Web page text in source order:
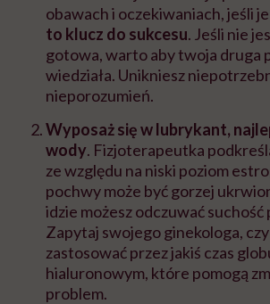
obawach i oczekiwaniach, jeśli je
to klucz do sukcesu. Jeśli nie
gotowa, warto aby twoja druga
wiedziała. Unikniesz
nieporozumień.
Wyposaż się w lubrykant,
wody. Fizjoterapeutka
ze względu na niski poziom
pochwy może być gorzej
idzie możesz odczuwać suchość
Zapytaj swojego ginekologa,
zastosować przez jakiś czas
hialuronowym, które pomogą
problem.